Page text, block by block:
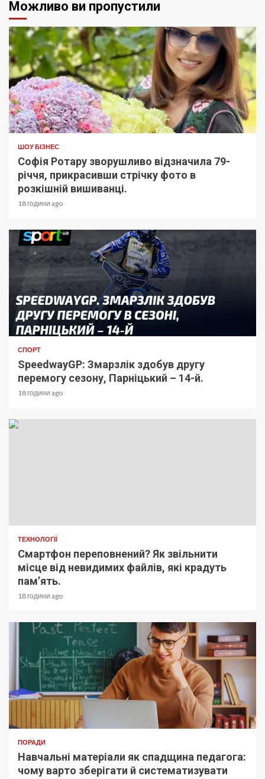
Можливо ви пропустили
ШОУ БІЗНЕС
Софія Ротару зворушливо відзначила 79-
річчя, прикрасивши стрічку фото в
розкішній вишиванці.
18 години ago
СПОРТ
SpeedwayGP: Змарзлік здобув другу
перемогу сезону, Парніцький – 14-й.
18 години ago
ТЕХНОЛОГІЇ
Смартфон переповнений? Як звільнити
місце від невидимих файлів, які крадуть
пам’ять.
18 години ago
ПОРАДИ
Навчальні матеріали як спадщина педагога:
чому варто зберігати й систематизувати